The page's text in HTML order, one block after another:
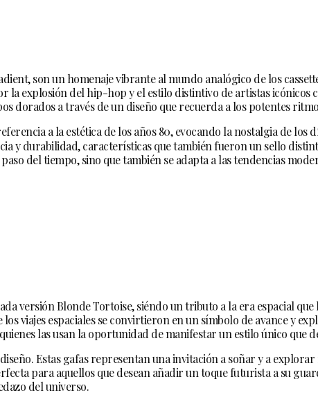
son un homenaje vibrante al mundo analógico de los
explosión del hip-hop y el estilo distintivo de artistas icónicos
dorados a través de un diseño que recuerda a los potentes
a la estética de los años 80, evocando la nostalgia de los
y durabilidad, características que también fueron un sello
del tiempo, sino que también se adapta a las tendencias
versión Blonde Tortoise, siéndo un tributo a la era espacial
viajes espaciales se convirtieron en un símbolo de avance y
las usan la oportunidad de manifestar un estilo único que
Estas gafas representan una invitación a soñar y a
para aquellos que desean añadir un toque futurista a su
del universo.